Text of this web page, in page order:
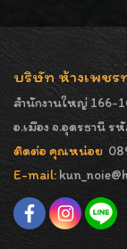
บริษัท ห้างเพชร
สำนักงานใหญ่ 166-
อ.เมือง จ.อุดรธานี
ติดต่อ คุณหน่อย
E-mail: